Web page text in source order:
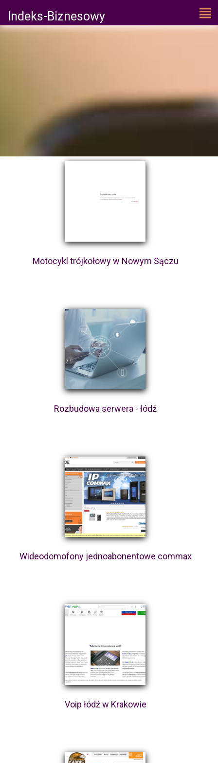
Indeks-Biznesowy
Motocykl trójkołowy w Nowym Sączu
Rozbudowa serwera - łódź
Wideodomofony jednoabonentowe commax
Voip łódź w Krakowie